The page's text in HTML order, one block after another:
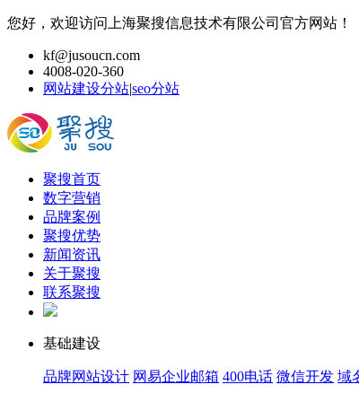
您好，欢迎访问上海聚搜信息技术有限公司官方网站！
kf@jusoucn.com
4008-020-360
网站建设分站|seo分站
聚搜首页
数字营销
品牌案例
聚搜优势
新闻资讯
关于聚搜
联系聚搜
基础建设
品牌网站设计 网易企业邮箱 400电话 微信开发 域